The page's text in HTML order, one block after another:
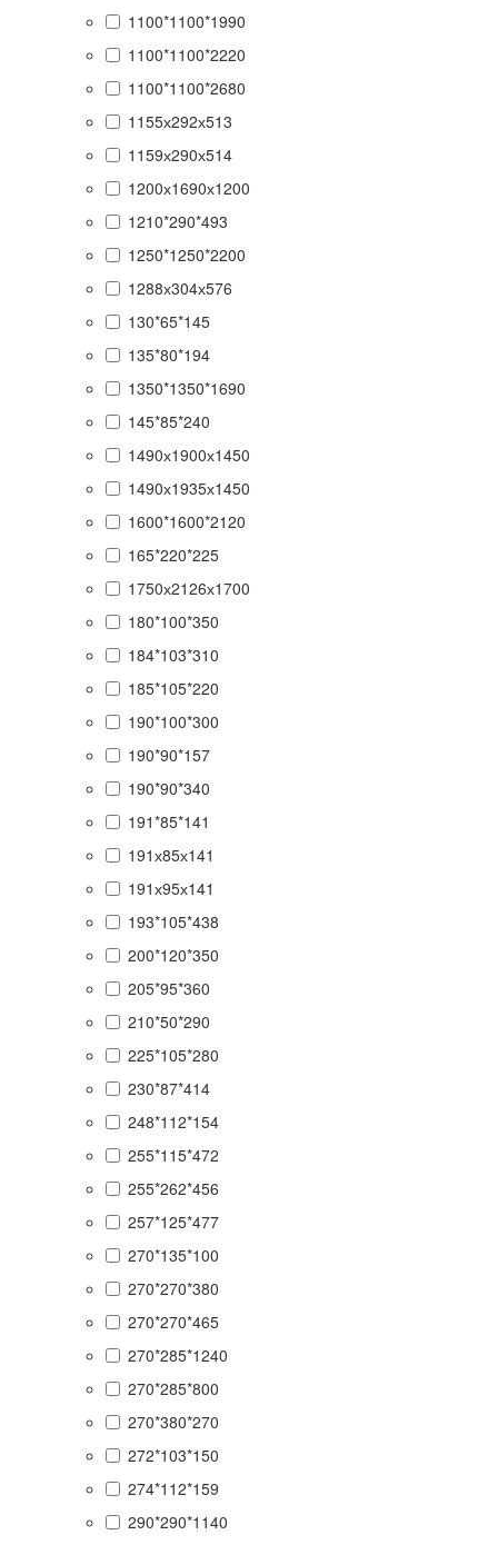
1100*1100*1990
1100*1100*2220
1100*1100*2680
1155х292х513
1159х290х514
1200х1690х1200
1210*290*493
1250*1250*2200
1288х304х576
130*65*145
135*80*194
1350*1350*1690
145*85*240
1490х1900х1450
1490х1935х1450
1600*1600*2120
165*220*225
1750х2126х1700
180*100*350
184*103*310
185*105*220
190*100*300
190*90*157
190*90*340
191*85*141
191х85х141
191х95х141
193*105*438
200*120*350
205*95*360
210*50*290
225*105*280
230*87*414
248*112*154
255*115*472
255*262*456
257*125*477
270*135*100
270*270*380
270*270*465
270*285*1240
270*285*800
270*380*270
272*103*150
274*112*159
290*290*1140